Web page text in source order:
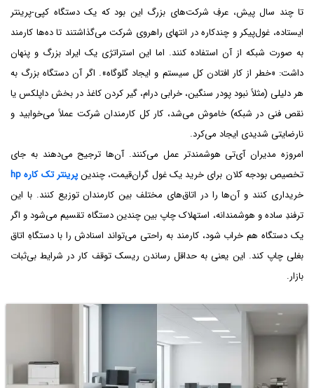
تا چند سال پیش، عرفِ شرکت‌های بزرگ این بود که یک دستگاه کپی-پرینتر
ایستاده، غول‌پیکر و چندکاره در انتهای راهروی شرکت می‌گذاشتند تا ده‌ها کارمند
به صورت شبکه از آن استفاده کنند. اما این استراتژی یک ایراد بزرگ و پنهان
داشت: «خطر از کار افتادن کل سیستم و ایجاد گلوگاه». اگر آن دستگاه بزرگ به
هر دلیلی (مثلاً نبود پودر سنگین، خرابی درام، گیر کردن کاغذ در بخش داپلکس یا
نقص فنی در شبکه) خاموش می‌شد، کار کل کارمندان شرکت عملاً می‌خوابید و
نارضایتی شدیدی ایجاد می‌کرد.
امروزه مدیران آی‌تی هوشمندتر عمل می‌کنند. آن‌ها ترجیح می‌دهند به جای
تخصیص بودجه کلان برای خرید یک غول گران‌قیمت، چندینپرینتر تک کاره hp
خریداری کنند و آن‌ها را در اتاق‌های مختلف بین کارمندان توزیع کنند. با این
ترفندِ ساده و هوشمندانه، استهلاک چاپ بین چندین دستگاه تقسیم می‌شود و اگر
یک دستگاه هم خراب شود، کارمند به راحتی می‌تواند اسنادش را با دستگاهِ اتاق
بغلی چاپ کند. این یعنی به حداقل رساندن ریسک توقف کار در شرایط بی‌ثبات
بازار.